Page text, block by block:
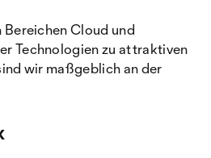
Bereichen Cloud und
Technologien zu attraktiven
wir maßgeblich an der